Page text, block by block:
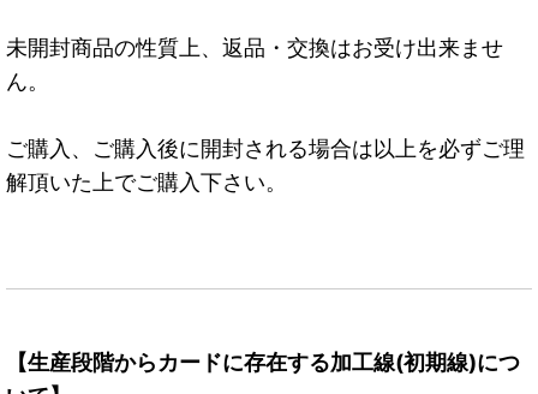
未開封商品の性質上、返品・交換はお受け出来ませ
ん。
ご購入、ご購入後に開封される場合は以上を必ずご理
解頂いた上でご購入下さい。
【生産段階からカードに存在する加工線(初期線)につ